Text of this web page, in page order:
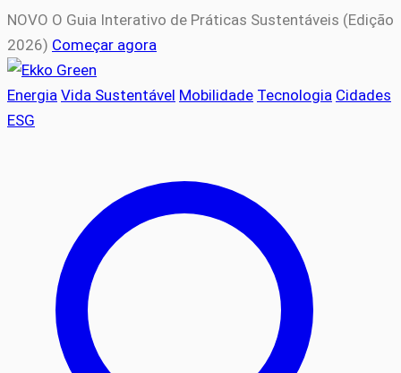
NOVO O Guia Interativo de Práticas Sustentáveis (Edição
2026) Começar agora
Energia Vida Sustentável Mobilidade Tecnologia Cidades
ESG